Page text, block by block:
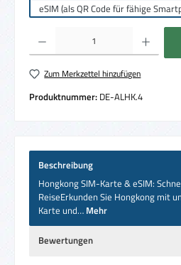
eSIM (als QR Code für fähige
Produkt Anzahl: Gib den gewünschten
Zum Merkzettel hinzufügen
Produktnummer: DE-ALHK.4
Beschreibung
Hongkong SIM-Karte & eSIM:
ReiseErkunden Sie Hongkong mit
Karte und… Mehr
Bewertungen